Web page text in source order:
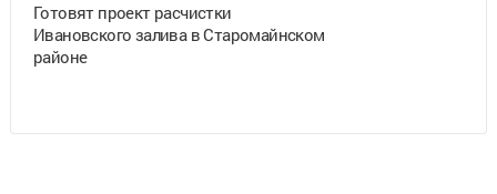
Готовят проект расчистки
Ивановского залива в Старомайнском
районе